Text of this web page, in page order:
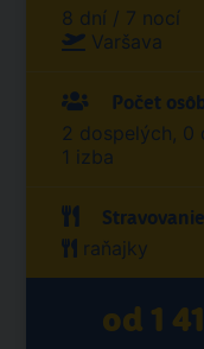
8 dní / 7 nocí
Varšava
Počet
2 dospelých, 0
1 izba
Stravovanie
raňajky
od 1